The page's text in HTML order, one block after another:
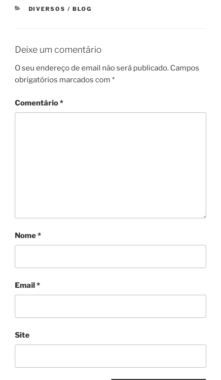
CATEGORIAS
DIVERSOS / BLOG
Deixe um comentário
O seu endereço de email não será publicado. Campos
obrigatórios marcados com *
Comentário*
Nome*
Email*
Site